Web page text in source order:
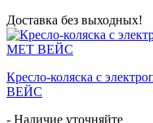
Доставка без выходных!
Кресло-коляска с
ВЕЙС
- Наличие уточняйте